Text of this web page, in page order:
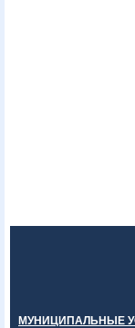
МУНИЦИПАЛЬНЫЕ